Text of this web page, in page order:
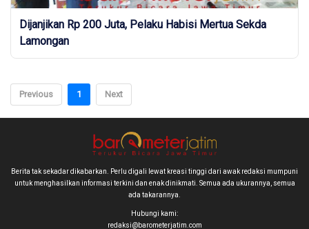
Dijanjikan Rp 200 Juta, Pelaku Habisi Mertua Sekda
Lamongan
Previous 1 Next
Berita tak sekadar dikabarkan. Perlu digali lewat kreasi tinggi dari awak redaksi mumpuni
untuk menghasilkan informasi terkini dan enak dinikmati. Semua ada ukurannya, semua
ada takarannya.
Hubungi kami:
redaksi@barometerjatim.com